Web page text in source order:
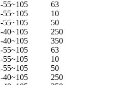
-55~105
63
-55~105
10
-55~105
50
-40~105
250
-40~105
350
-55~105
63
-55~105
10
-55~105
50
-40~105
250